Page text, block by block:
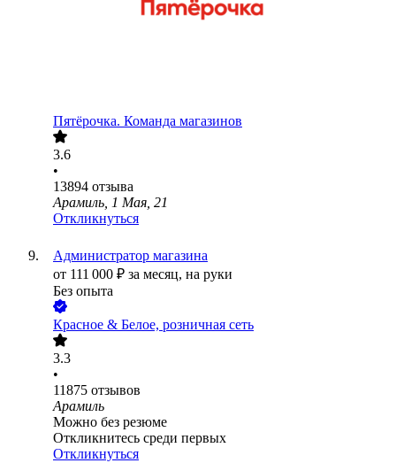
Пятёрочка. Команда магазинов
3.6
•
13894 отзыва
Арамиль, 1 Мая, 21
Откликнуться
Администратор магазина
от 111 000 ₽ за месяц, на руки
Без опыта
Красное & Белое, розничная сеть
3.3
•
11875 отзывов
Арамиль
Можно без резюме
Откликнитесь среди первых
Откликнуться